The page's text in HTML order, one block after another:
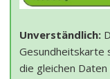
Unverständlich:
Gesundheitskarte
die gleichen